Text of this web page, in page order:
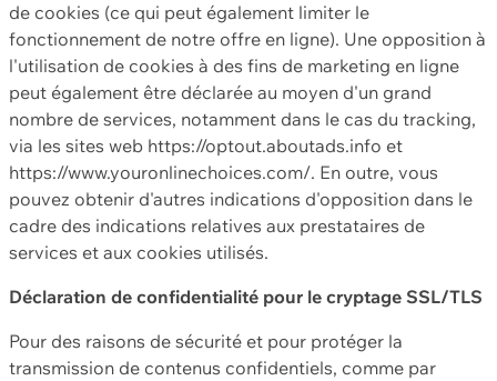
de cookies (ce qui peut également limiter le
fonctionnement de notre offre en ligne). Une opposition à
l'utilisation de cookies à des fins de marketing en ligne
peut également être déclarée au moyen d'un grand
nombre de services, notamment dans le cas du tracking,
via les sites web https://optout.aboutads.info et
https://www.youronlinechoices.com/. En outre, vous
pouvez obtenir d'autres indications d'opposition dans le
cadre des indications relatives aux prestataires de
services et aux cookies utilisés.
Déclaration de confidentialité pour le cryptage SSL/TLS
Pour des raisons de sécurité et pour protéger la
transmission de contenus confidentiels, comme par